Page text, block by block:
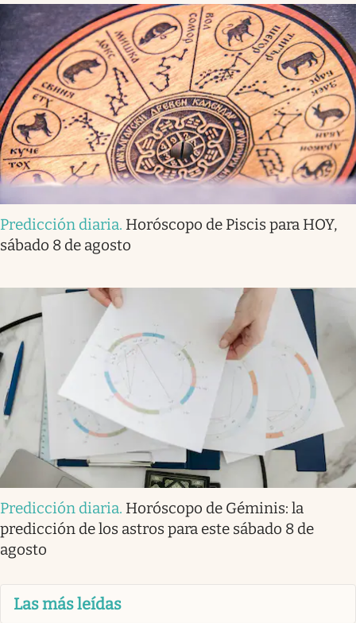
Predicción diaria. Horóscopo de Piscis para HOY,
sábado 8 de agosto
Predicción diaria. Horóscopo de Géminis: la
predicción de los astros para este sábado 8 de
agosto
Las más leídas